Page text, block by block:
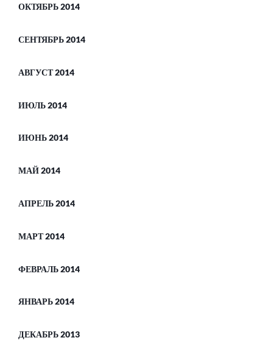
ОКТЯБРЬ 2014
СЕНТЯБРЬ 2014
АВГУСТ 2014
ИЮЛЬ 2014
ИЮНЬ 2014
МАЙ 2014
АПРЕЛЬ 2014
МАРТ 2014
ФЕВРАЛЬ 2014
ЯНВАРЬ 2014
ДЕКАБРЬ 2013